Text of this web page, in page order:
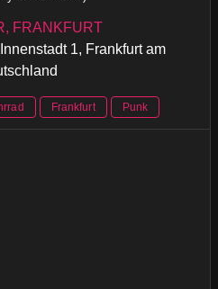
FRANKFURT
1, Frankfurt am
Frankfurt Punk